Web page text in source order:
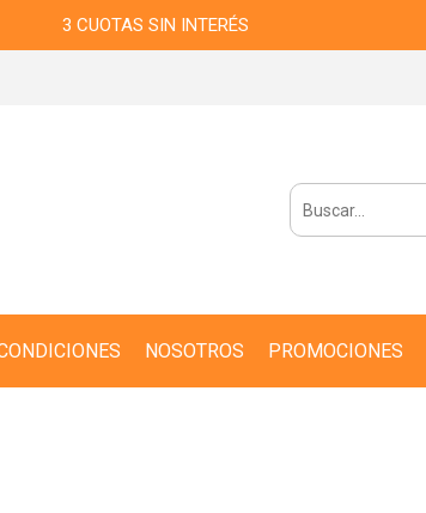
3 CUOTAS SIN INTERÉS
NOSOTROS PROMOCIONES